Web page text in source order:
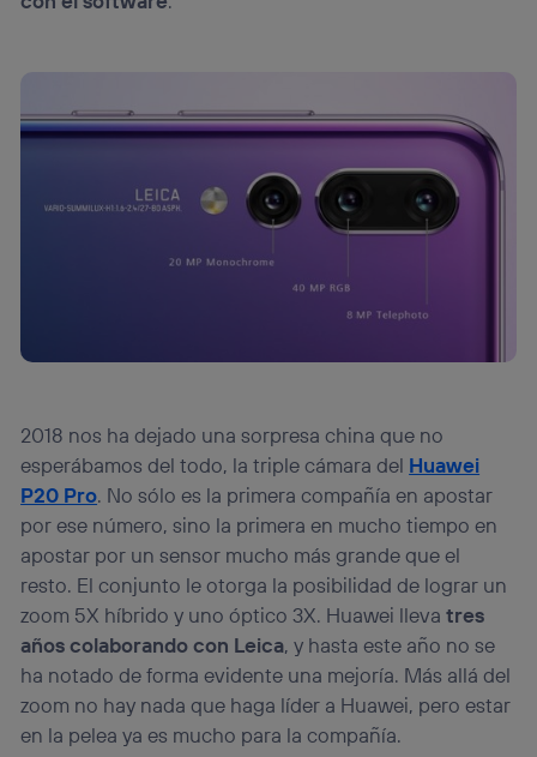
2018 nos ha dejado una sorpresa china que no
esperábamos del todo, la triple cámara del Huawei
P20 Pro. No sólo es la primera compañía en apostar
por ese número, sino la primera en mucho tiempo en
apostar por un sensor mucho más grande que el
resto. El conjunto le otorga la posibilidad de lograr un
zoom 5X híbrido y uno óptico 3X. Huawei llevatres
años colaborando con Leica, y hasta este año no se
ha notado de forma evidente una mejoría. Más allá del
zoom no hay nada que haga líder a Huawei, pero estar
en la pelea ya es mucho para la compañía.